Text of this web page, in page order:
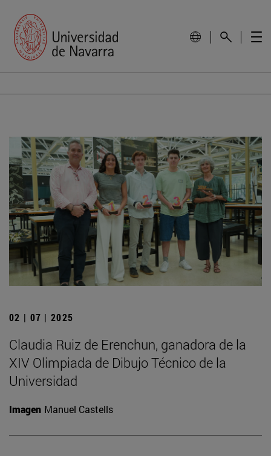
02 | 07 | 2025
Claudia Ruiz de Erenchun, ganadora de la
XIV Olimpiada de Dibujo Técnico de la
Universidad
Imagen Manuel Castells